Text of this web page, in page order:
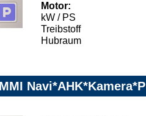
Motor:
kW / PS
Treibstoff
Hubraum
Navi*AHK*Kamera*P